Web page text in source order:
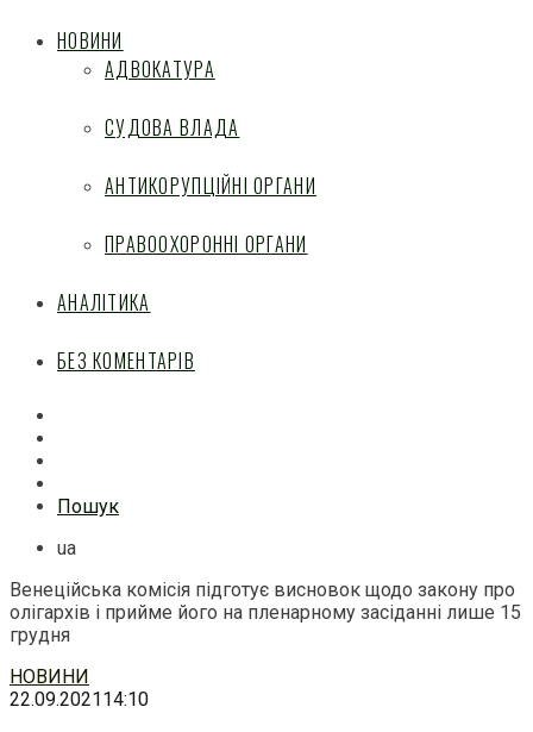
НОВИНИ
АДВОКАТУРА
СУДОВА ВЛАДА
АНТИКОРУПЦІЙНІ ОРГАНИ
ПРАВООХОРОННІ ОРГАНИ
АНАЛІТИКА
БЕЗ КОМЕНТАРІВ
Пошук
ua
Венеційська комісія підготує висновок щодо закону про
олігархів і прийме його на пленарному засіданні лише 15
грудня
Перейти
до
НОВИНИ
22.09.202114:10